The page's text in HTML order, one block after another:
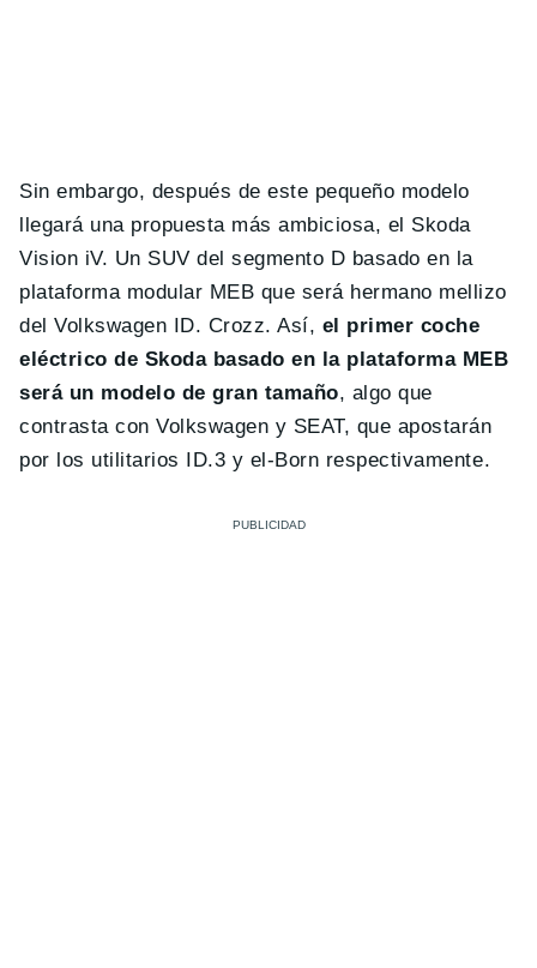
Sin embargo, después de este pequeño modelo
llegará una propuesta más ambiciosa, el Skoda
Vision iV. Un SUV del segmento D basado en la
plataforma modular MEB que será hermano mellizo
del Volkswagen ID. Crozz. Así, el primer coche
eléctrico de Skoda basado en la plataforma MEB
será un modelo de gran tamaño, algo que
contrasta con Volkswagen y SEAT, que apostarán
por los utilitarios ID.3 y el-Born respectivamente.